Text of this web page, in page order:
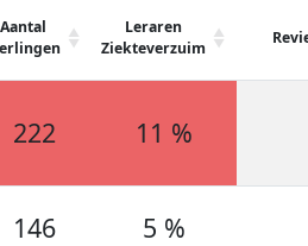
Aantal
Leraren
Ziekteverzuim
222 11 %
146 5 %